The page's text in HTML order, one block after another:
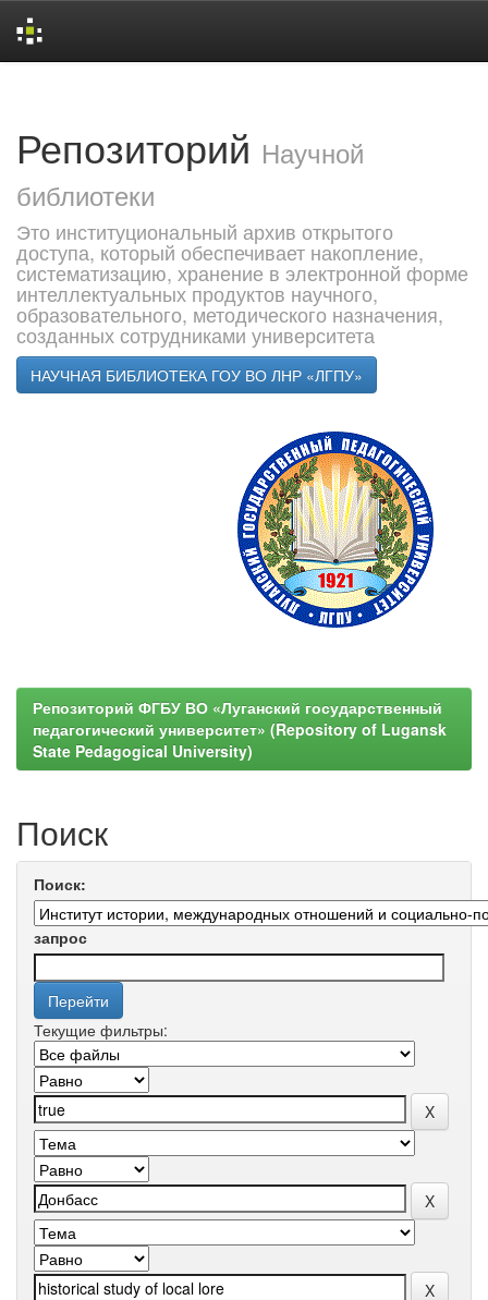
Репозиторий Научной
библиотеки
Это институциональный архив открытого
доступа, который обеспечивает накопление,
систематизацию, хранение в электронной форме
интеллектуальных продуктов научного,
образовательного, методического назначения,
созданных сотрудниками университета
НАУЧНАЯ БИБЛИОТЕКА ГОУ ВО ЛНР «ЛГПУ»
Репозиторий ФГБУ ВО «Луганский государственный
педагогический университет» (Repository of Lugansk
State Pedagogical University)
Поиск
Поиск:
запрос
Текущие фильтры: